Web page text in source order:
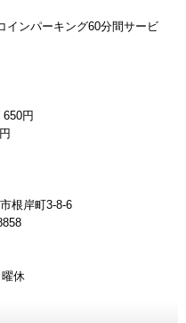
インパーキング60分間サービ
円
根岸町3-8-6
休